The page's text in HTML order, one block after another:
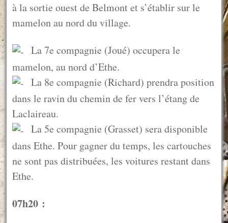
à la sortie ouest de Belmont et s’établir sur le
mamelon au nord du village.
La 7e compagnie (Joué) occupera le
mamelon, au nord d’Ethe.
La 8e compagnie (Richard) prendra position
dans le ravin du chemin de fer vers l’étang de
Laclaireau.
La 5e compagnie (Grasset) sera disponible
dans Ethe. Pour gagner du temps, les cartouches
ne sont pas distribuées, les voitures restant dans
Ethe.
07h20 :